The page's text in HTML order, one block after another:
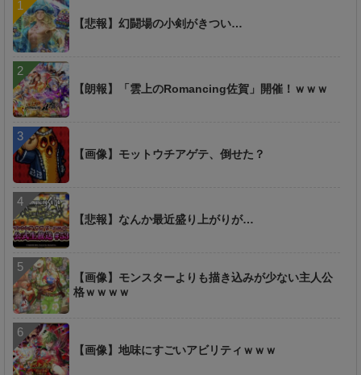
【悲報】幻闘場の小剣がきつい…
【朗報】「雲上のRomancing佐賀」開催！ｗｗｗ
【画像】モットウチアゲテ、倒せた？
【悲報】なんか最近盛り上がりが…
【画像】モンスターよりも描き込みが少ない主人公
格ｗｗｗｗ
【画像】地味にすごいアビリティｗｗｗ